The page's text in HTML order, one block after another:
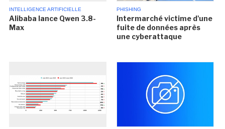
INTELLIGENCE ARTIFICIELLE
Alibaba lance Qwen 3.8-
Max
PHISHING
Intermarché victime d'une
fuite de données après
une cyberattaque